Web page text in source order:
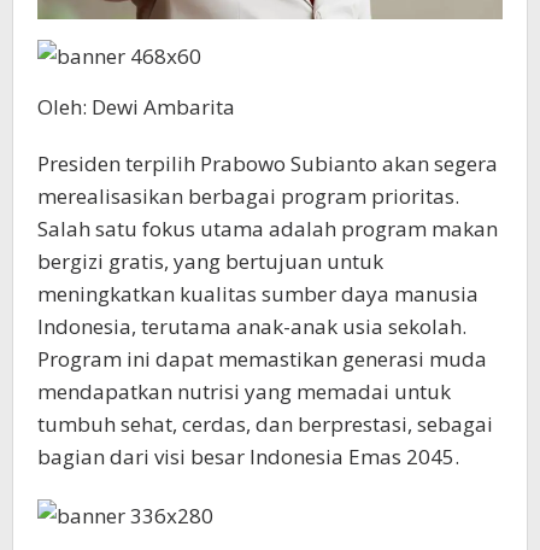
Oleh: Dewi Ambarita
Presiden terpilih Prabowo Subianto akan segera
merealisasikan berbagai program prioritas.
Salah satu fokus utama adalah program makan
bergizi gratis, yang bertujuan untuk
meningkatkan kualitas sumber daya manusia
Indonesia, terutama anak-anak usia sekolah.
Program ini dapat memastikan generasi muda
mendapatkan nutrisi yang memadai untuk
tumbuh sehat, cerdas, dan berprestasi, sebagai
bagian dari visi besar Indonesia Emas 2045.